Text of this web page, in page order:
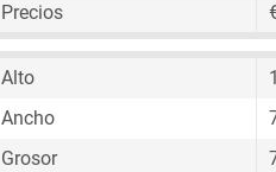
Precios
Alto
Ancho
Grosor